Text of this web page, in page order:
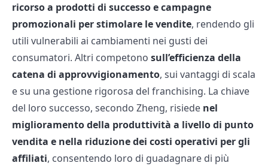
ricorso a prodotti di successo e campagne
promozionali per stimolare le vendite, rendendo gli
utili vulnerabili ai cambiamenti nei gusti dei
consumatori. Altri competono sull’efficienza della
catena di approvvigionamento, sui vantaggi di scala
e su una gestione rigorosa del franchising. La chiave
del loro successo, secondo Zheng, risiede nel
miglioramento della produttività a livello di punto
vendita e nella riduzione dei costi operativi per gli
affiliati, consentendo loro di guadagnare di più